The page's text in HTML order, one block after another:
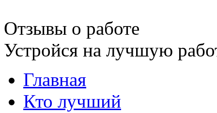
Отзывы о работе
Устройся на лучшую
Главная
Кто лучший